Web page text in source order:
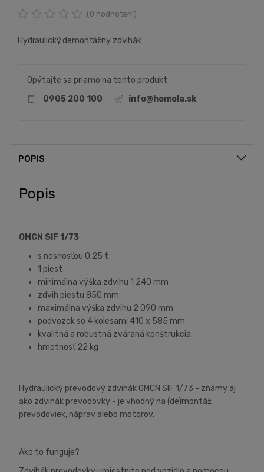
(0 hodnotení)
Hydraulický demontážny zdvihák
Opýtajte sa priamo na tento produkt
0905 200 100
info@homola.sk
POPIS
Popis
OMCN SIF 1/73
s nosnosťou 0,25 t
1 piest
minimálna výška zdvihu 1 240 mm
zdvih piestu 850 mm
maximálna výška zdvihu 2 090 mm
podvozok so 4 kolesami 410 x 585 mm
kvalitná a robustná zváraná konštrukcia.
hmotnosť 22 kg
Hydraulický prevodový zdvihák OMCN SIF 1/73 - známy aj
ako zdvihák prevodovky - je vhodný na (de)montáž
prevodoviek, náprav alebo motorov.
Ako to funguje?